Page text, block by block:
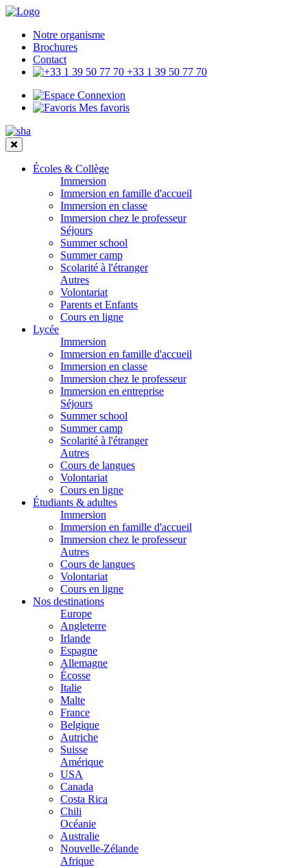
Notre organisme
Brochures
Contact
+33 1 39 50 77 70
Connexion
Mes favoris
Écoles & Collège
Immersion
Immersion en famille d'accueil
Immersion en classe
Immersion chez le professeur
Séjours
Summer school
Summer camp
Scolarité à l'étranger
Autres
Volontariat
Parents et Enfants
Cours en ligne
Lycée
Immersion
Immersion en famille d'accueil
Immersion en classe
Immersion chez le professeur
Immersion en entreprise
Séjours
Summer school
Summer camp
Scolarité à l'étranger
Autres
Cours de langues
Volontariat
Cours en ligne
Étudiants & adultes
Immersion
Immersion en famille d'accueil
Immersion chez le professeur
Autres
Cours de langues
Volontariat
Cours en ligne
Nos destinations
Europe
Angleterre
Irlande
Espagne
Allemagne
Écosse
Italie
Malte
France
Belgique
Autriche
Suisse
Amérique
USA
Canada
Costa Rica
Chili
Océanie
Australie
Nouvelle-Zélande
Afrique